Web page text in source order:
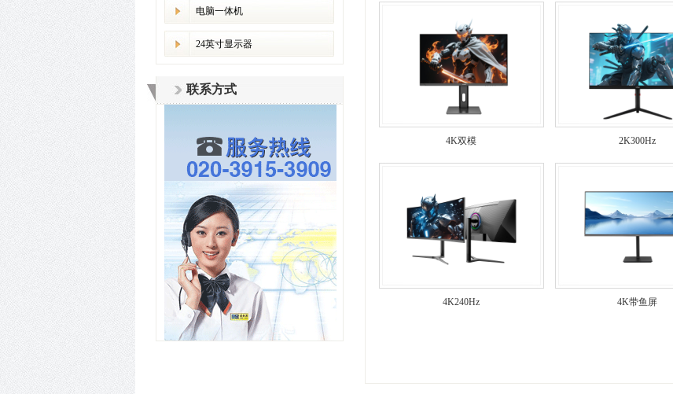
电脑一体机
24英寸显示器
联系方式
4K双模 2K300Hz
4K240Hz 4K带鱼屏